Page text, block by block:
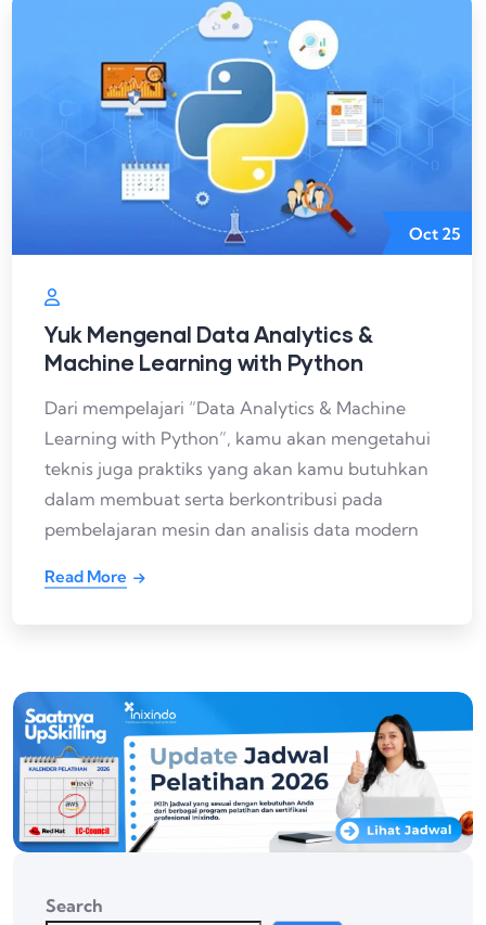
Oct 25
Yuk Mengenal Data Analytics &
Machine Learning with Python
Dari mempelajari “Data Analytics & Machine
Learning with Python”, kamu akan mengetahui
teknis juga praktiks yang akan kamu butuhkan
dalam membuat serta berkontribusi pada
pembelajaran mesin dan analisis data modern
Read More
Search